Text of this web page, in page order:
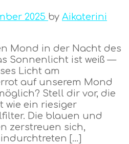
2025 by Aikaterini
Mond in der Nacht des
Sonnenlicht ist weiß —
Licht am
auf unserem Mond
Stell dir vor, die
wie ein riesiger
Die blauen und
zerstreuen sich,
[…]